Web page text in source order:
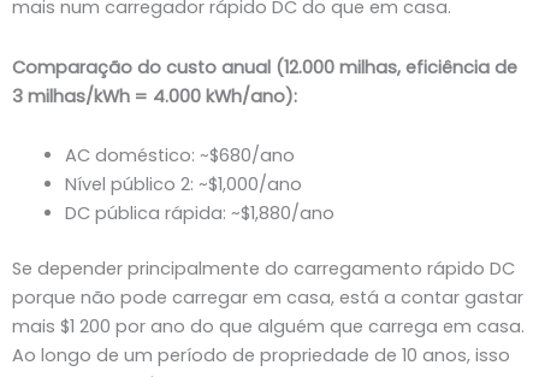
mais num carregador rápido DC do que em casa.
Comparação do custo anual (12.000 milhas, eficiência de
3 milhas/kWh = 4.000 kWh/ano):
AC doméstico: ~$680/ano
Nível público 2: ~$1,000/ano
DC pública rápida: ~$1,880/ano
Se depender principalmente do carregamento rápido DC
porque não pode carregar em casa, está a contar gastar
mais $1 200 por ano do que alguém que carrega em casa.
Ao longo de um período de propriedade de 10 anos, isso